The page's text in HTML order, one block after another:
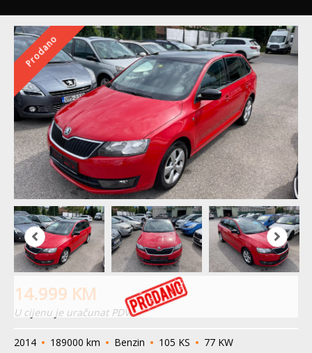
Prodano
14.999 KM
U cijenu je uračunat PDV
2014 189000 km Benzin 105 KS 77 KW